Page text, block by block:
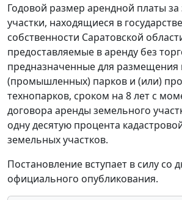
Годовой размер арендной платы
участки, находящиеся в
собственности Саратовской
предоставляемые в аренду без
предназначенные для размещения
(промышленных) парков и (или)
технопарков, сроком на 8 лет с
договора аренды земельного
одну десятую процента
земельных участков.
Постановление вступает в силу со
официального опубликования.